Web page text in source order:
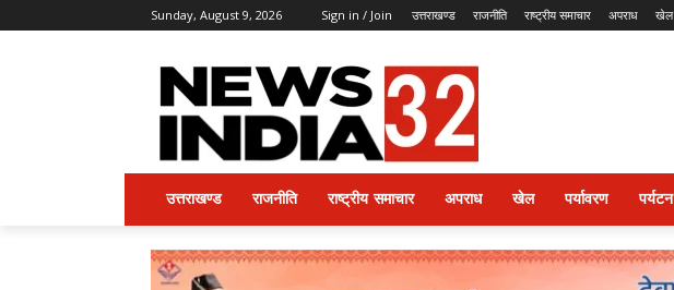
Sunday, August 9, 2026 Sign in / Join उत्तराखण्ड राजनीति राष्ट्रीय समाचार अपराध खेल
उत्तराखण्ड राजनीति राष्ट्रीय समाचार अपराध खेल पर्यावरण पर्यटन